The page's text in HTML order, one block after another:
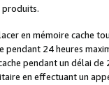
produits.
en mémoire cache
pendant 24 heures
pendant un délai
en effectuant un